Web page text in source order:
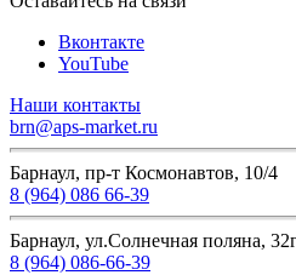
Вконтакте
YouTube
Наши контакты
brn@aps-market.ru
Барнаул, пр-т Космонавтов, 10/4
8 (964) 086 66-39
Барнаул, ул.Солнечная поляна,
8 (964) 086-66-39